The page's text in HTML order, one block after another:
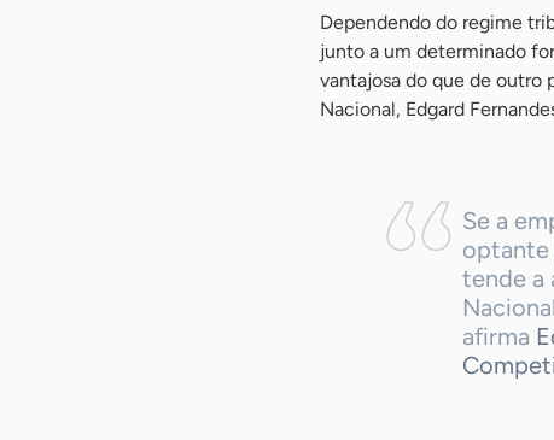
Dependendo do regime
junto a um determinado
vantajosa do que de outro
Nacional, Edgard
Se a
optante
tende a
afirma